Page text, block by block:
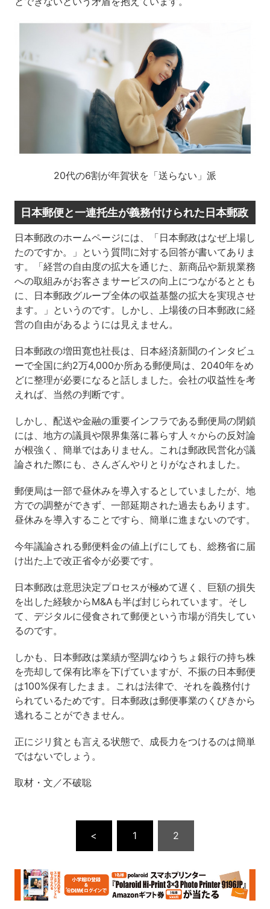
20代の6割が年賀状を「送らない」派
日本郵便と一連托生が義務付けられた日本郵政
日本郵政のホームページには、「日本郵政はなぜ上場し
たのですか。」という質問に対する回答が書いてありま
す。「経営の自由度の拡大を通じた、新商品や新規業務
への取組みがお客さまサービスの向上につながるととも
に、日本郵政グループ全体の収益基盤の拡大を実現させ
ます。」というのです。しかし、上場後の日本郵政に経
営の自由があるようには見えません。
日本郵政の増田寛也社長は、日本経済新聞のインタビュ
ーで全国に約2万4,000か所ある郵便局は、2040年をめ
どに整理が必要になると話しました。会社の収益性を考
えれば、当然の判断です。
しかし、配送や金融の重要インフラである郵便局の閉鎖
には、地方の議員や限界集落に暮らす人々からの反対論
が根強く、簡単ではありません。これは郵政民営化が議
論された際にも、さんざんやりとりがなされました。
郵便局は一部で昼休みを導入するとしていましたが、地
方での調整ができず、一部延期された過去もあります。
昼休みを導入することですら、簡単に進まないのです。
今年議論される郵便料金の値上げにしても、総務省に届
け出た上で改正省令が必要です。
日本郵政は意思決定プロセスが極めて遅く、巨額の損失
を出した経験からM&Aも半ば封じられています。そし
て、デジタルに侵食されて郵便という市場が消失してい
るのです。
しかも、日本郵政は業績が堅調なゆうちょ銀行の持ち株
を売却して保有比率を下げていますが、不振の日本郵便
は100%保有したまま。これは法律で、それを義務付け
られているためです。日本郵政は郵便事業のくびきから
逃れることができません。
正にジリ貧とも言える状態で、成長力をつけるのは簡単
ではないでしょう。
取材・文／不破聡
< 1 2